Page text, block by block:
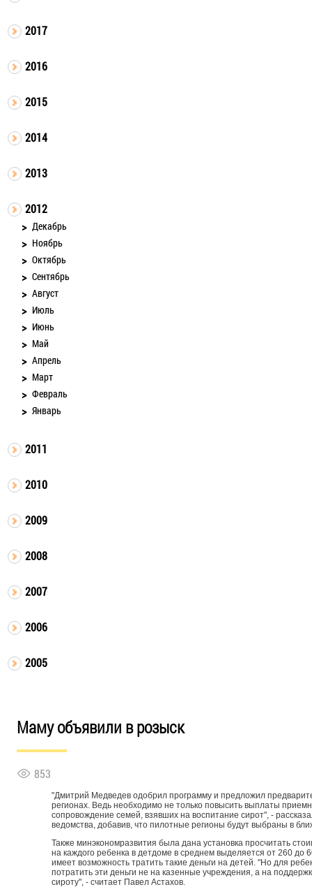
2017
2016
2015
2014
2013
2012
Декабрь
Ноябрь
Октябрь
Сентябрь
Август
Июль
Июнь
Май
Апрель
Март
Февраль
Январь
2011
2010
2009
2008
2007
2006
2005
Маму объявили в розыск
853
"Дмитрий Медведев одобрил программу и предложил
регионах. Ведь необходимо не только повысить выплаты
сопровождение семей, взявших на воспитание сирот", -
ведомства, добавив, что пилотные регионы будут выбраны в
Также минэкономразвития была дана установка просчитать
на каждого ребенка в детдоме в среднем выделяется от 260 до
имеет возможность тратить такие деньги на детей. "Но для
потратить эти деньги не на казенные учреждения, а на
сироту", - считает Павел Астахов.